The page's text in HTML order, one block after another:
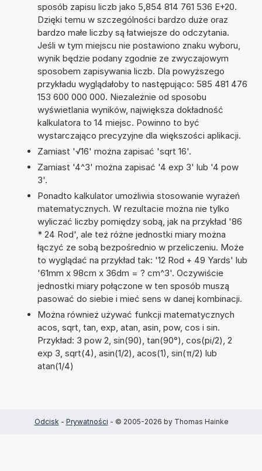
sposób zapisu liczb jako 5,854 814 761 536 E+20.
Dzięki temu w szczególności bardzo duże oraz
bardzo małe liczby są łatwiejsze do odczytania.
Jeśli w tym miejscu nie postawiono znaku wyboru,
wynik będzie podany zgodnie ze zwyczajowym
sposobem zapisywania liczb. Dla powyższego
przykładu wyglądałoby to następująco: 585 481 476
153 600 000 000. Niezależnie od sposobu
wyświetlania wyników, największa dokładność
kalkulatora to 14 miejsc. Powinno to być
wystarczająco precyzyjne dla większości aplikacji.
Zamiast '√16' można zapisać 'sqrt 16'.
Zamiast '4^3' można zapisać '4 exp 3' lub '4 pow
3'.
Ponadto kalkulator umożliwia stosowanie wyrażeń
matematycznych. W rezultacie można nie tylko
wyliczać liczby pomiędzy sobą, jak na przykład '86
* 24 Rod', ale też różne jednostki miary można
łączyć ze sobą bezpośrednio w przeliczeniu. Może
to wyglądać na przykład tak: '12 Rod + 49 Yards' lub
'61mm x 98cm x 36dm = ? cm^3'. Oczywiście
jednostki miary połączone w ten sposób muszą
pasować do siebie i mieć sens w danej kombinacji.
Można również używać funkcji matematycznych
acos, sqrt, tan, exp, atan, asin, pow, cos i sin.
Przykład: 3 pow 2, sin(90), tan(90°), cos(pi/2), 2
exp 3, sqrt(4), asin(1/2), acos(1), sin(π/2) lub
atan(1/4)
Odcisk - Prywatności - © 2005-2026 by Thomas Hainke